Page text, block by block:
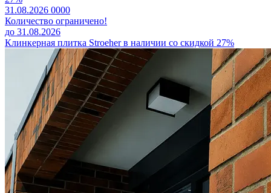
31.08.2026 0000
Количество ограничено!
до 31.08.2026
Клинкерная плитка Stroeher в наличии со скидкой 27%